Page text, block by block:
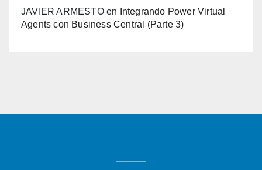
JAVIER ARMESTOen
Integrando Power Virtual
Agents con Business Central (Parte 3)